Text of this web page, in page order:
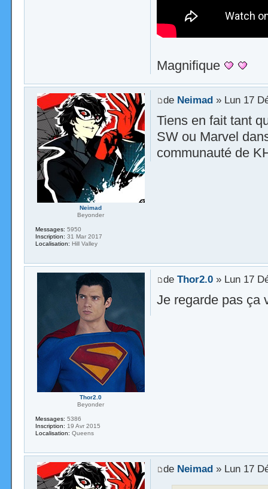
Magnifique
de Neimad» Lun 17
Tiens en fait tant
SW ou Marvel
communauté de
Neimad
Beyonder
Messages: 5950
Inscription: 31 Mar 2017
Localisation: Hill Valley
de Thor2.0» Lun 17
Je regarde pas ça
Thor2.0
Beyonder
Messages: 5386
Inscription: 19 Avr 2015
Localisation: Queens
de Neimad» Lun 17